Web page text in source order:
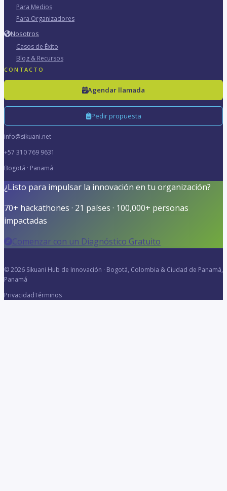
Para Medios
Para Organizadores
Nosotros
Casos de Éxito
Blog & Recursos
CONTACTO
Agendar llamada
Pedir propuesta
info@sikuani.net
+57 310 769 9631
Bogotá · Panamá
¿Listo para impulsar la innovación en tu organización?
70+ hackathones · 21 países · 100,000+ personas
impactadas
Comenzar con un Diagnóstico Gratuito
© 2026 Sikuani Hub de Innovación · Bogotá, Colombia & Ciudad de Panamá,
Panamá
PrivacidadTérminos